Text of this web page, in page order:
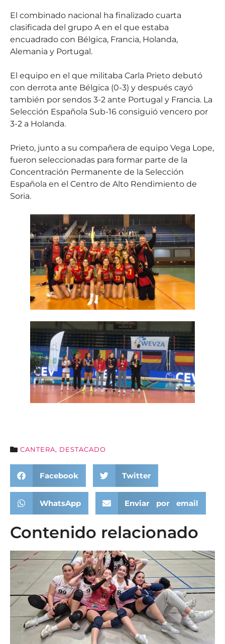
El combinado nacional ha finalizado cuarta
clasificada del grupo A en el que estaba
encuadrado con Bélgica, Francia, Holanda,
Alemania y Portugal.
El equipo en el que militaba Carla Prieto debutó
con derrota ante Bélgica (0-3) y después cayó
también por sendos 3-2 ante Portugal y Francia. La
Selección Española Sub-16 consiguió vencero por
3-2 a Holanda.
Prieto, junto a su compañera de equipo Vega Lope,
fueron seleccionadas para formar parte de la
Concentración Permanente de la Selección
Española en el Centro de Alto Rendimiento de
Soria.
CANTERA, DESTACADO
Facebook Twitter
WhatsApp Enviar por email
Contenido relacionado